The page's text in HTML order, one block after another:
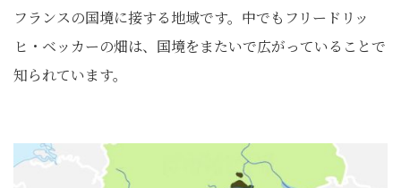
フランスの国境に接する地域です。中でもフリードリッ
ヒ・ベッカーの畑は、国境をまたいで広がっていることで
知られています。